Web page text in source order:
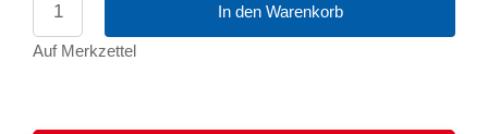
In den Warenkorb
Auf Merkzettel